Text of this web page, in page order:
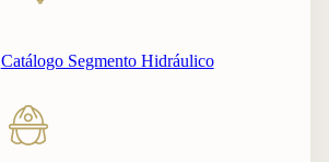
Catálogo Segmento Hidráulico